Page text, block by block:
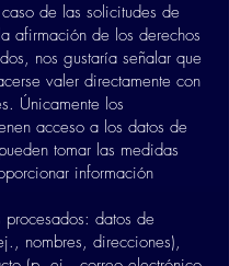
de las solicitudes de
afirmación de los derechos
nos gustaría señalar que
valer directamente con
Únicamente los
acceso a los datos de
tomar las medidas
información
datos de
nombres, direcciones),